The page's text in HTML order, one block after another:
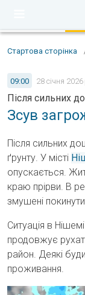
Стартова сторінка
09:00 28 січня 2026
Після сильних
Зсув
Після сильних
ґрунту. У місті
опускається.
краю прірви. В
змушені
Ситуація в
продовжує
район. Деякі
проживання.